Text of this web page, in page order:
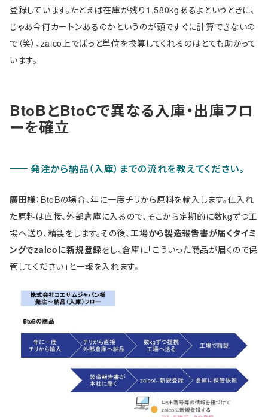
登録しています。たとえば在庫が残り1,580kgあるよというときに、
じゃあ今何カートンあるのかというのが頭ですぐに計算できないの
で（笑）、zaico上でぱっと単位を換算してくれるのはとても助かって
います。
BtoBとBtoCで異なる入庫・出庫フロ
ーを確立
発注から納品（入庫）までの流れを教えてください。
廣田様：BtoBの場合、年に一度チリから原料を輸入します。仕入れ
た原料は直接、外部倉庫に入るので、そこから定期的に数kgずつ工
場へ送り、精製をします。その後、工場から製造報告書が届くタイミ
ングでzaicoに新規登録をし、倉庫に「こういった商品が届くので保
管してください」と一報を入れます。